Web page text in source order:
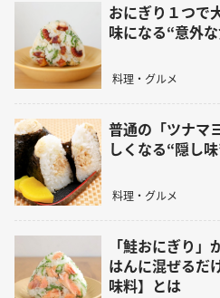
おにぎり１つで
味になる“意外
料理・グルメ
普通の「ツナマ
しくなる“隠し
料理・グルメ
「鮭おにぎり
はんに混ぜるだ
味料】とは